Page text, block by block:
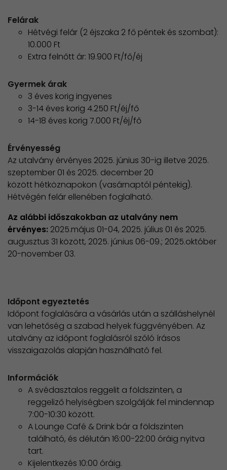
Felárak
Hétvégi felár (2 éjszaka 2 fő péntek és szombat):
10.000 Ft
Extra felnőtt ár: 19.900 Ft/fő/éj
Gyermek árak
3 éves korig ingyenes
3-14 éves korig 4.250 Ft/éj/fő
14-18 éves korig 7.000 Ft/éj/fő
Érvényesség
Az utalvány érvényes 2025. június 30-ig illetve 2025.
szeptember 01 és 2025. december 20
között hétköznapokon (vasárnaptól péntekig).
Hétvégén felár ellenében foglalható.
Az alábbi időszakokban az utalvány nem
érvényes: 2025.május 01-04, 2025. július 01 és 2025.
augusztus 31 között, 2025. június 06-09.; 2025.október
20-november 03.
Időpont egyeztetés
Időpont foglalására a vásárlás után a szálláshelynél
van lehetőség a szabad helyek függvényében. Az
utalvány az időpont foglalásról szóló írásos
visszaigazolás alapján használható fel.
Információk
A svédasztalos reggelit a földszinten, a
reggeliző helyiségben szolgálják fel mindennap
7:00-10:30 között.
A Lounge Café & Drink bár a földszinten
található, és délután 16:00-22:00 óráig nyitva
tart.
Kijelentkezés 10:00 óráig.